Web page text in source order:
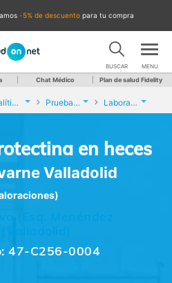
-5% de descuento para tu compra
BUSCAR MENU
Chat Médico Plan de salud Fidelity
Analíticas y Genética Prueba de calprotectina en heces Laboratorio Echevarne Valladolid
en heces
Valladolid
47-C256-0004